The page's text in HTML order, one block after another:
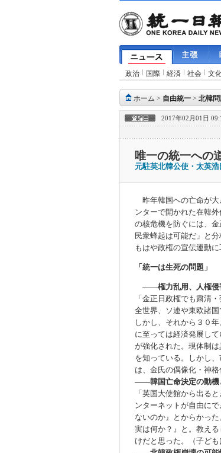
政治 国際 経済 社会 文
ホーム > 自由統一 > 北韓
2017年02月01日
唯一の統一へ
元駐英北韓公使・太英
昨年韓国への亡命が大
ンターで開かれた在韓
の核危機を防ぐには、
民衆蜂起は可能だ」と
もはや政権の宣伝運動
「統一は生死の問題」
――権力乱用、人権侵
「金正日政権でも粛清
全世界、ソ連や東欧諸
しかし、それから３０
に至っては経済発展し
が強化された。現体制
を知っている。しかし
は、金氏の偶像化・神
――韓国亡命決定の動機
「英国大使館から出る
ンターネットが自由に
ないのか』とからかっ
実は何か？』と。教え
けだと思った。（子ど